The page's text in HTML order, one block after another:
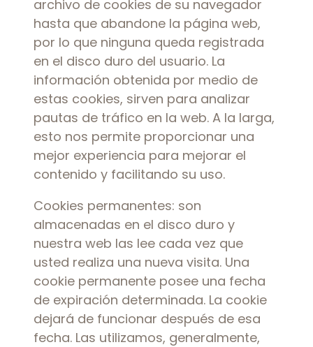
archivo de cookies de su navegador
hasta que abandone la página web,
por lo que ninguna queda registrada
en el disco duro del usuario. La
información obtenida por medio de
estas cookies, sirven para analizar
pautas de tráfico en la web. A la larga,
esto nos permite proporcionar una
mejor experiencia para mejorar el
contenido y facilitando su uso.
Cookies permanentes: son
almacenadas en el disco duro y
nuestra web las lee cada vez que
usted realiza una nueva visita. Una
cookie permanente posee una fecha
de expiración determinada. La cookie
dejará de funcionar después de esa
fecha. Las utilizamos, generalmente,